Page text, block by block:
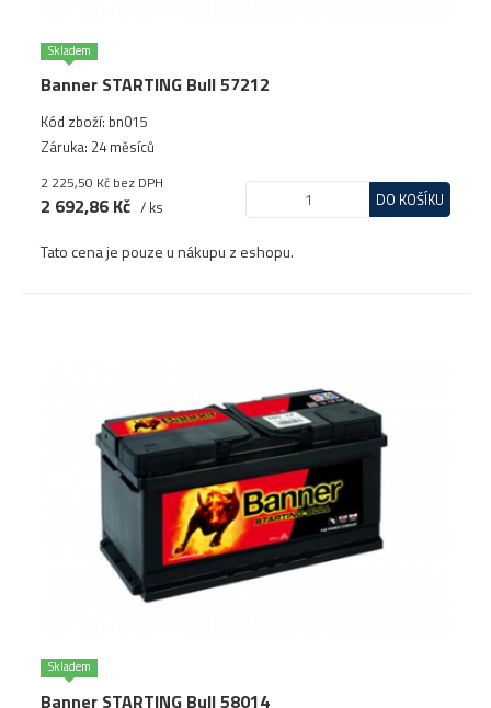
Skladem
Banner STARTING Bull 57212
Kód zboží: bn015
Záruka: 24 měsíců
2 225,50 Kč bez DPH
2 692,86 Kč / ks DO KOŠÍKU
Tato cena je pouze u nákupu z eshopu.
Skladem
Banner STARTING Bull 58014